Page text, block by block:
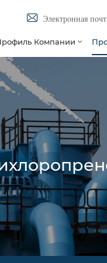
Электронная
Компании